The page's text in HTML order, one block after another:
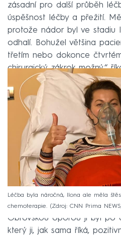
zásadní pro další průběh
úspěšnost léčby a přežití.
protože nádor byl ve stadiu
odhalí. Bohužel většina
třetím nebo dokonce
chirurgický zákrok možný,“
Léčba byla náročná, Ilona ale měla
chemoterapie.
Zdroj: CNN Prima
Obrovskou oporou jí byl po
který ji, jak sama říká,